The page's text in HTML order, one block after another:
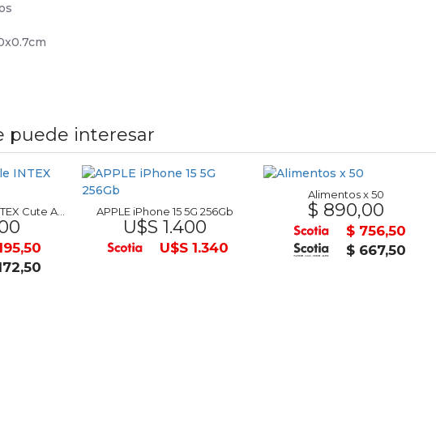
puede interesar
APPLE iPhone 15 5G 256Gb
U$S 1.400
U$S 1.340
Alimentos x 50
$ 890,00
$ 756,50
$ 667,50